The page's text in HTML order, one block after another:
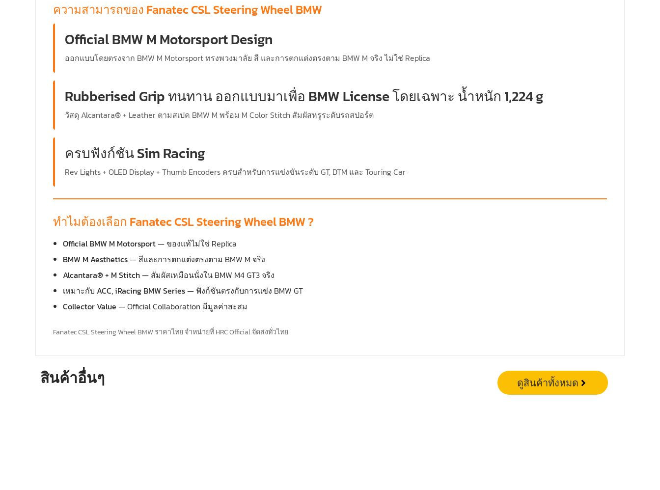
ความสามารถของ Fanatec CSL Steering Wheel BMW
Official BMW M Motorsport Design
ออกแบบโดยตรงจาก BMW M Motorsport ทรงพวงมาลัย สี และการตกแต่งตรงตาม BMW M จริง ไม่ใช่ Replica
Rubberised Grip ทนทาน ออกแบบมาเพื่อ BMW License โดยเฉพาะ น้ำหนัก 1,224 g
วัสดุ Alcantara® + Leather ตามสเปค BMW M พร้อม M Color Stitch สัมผัสหรูระดับรถสปอร์ต
ครบฟังก์ชัน Sim Racing
Rev Lights + OLED Display + Thumb Encoders ครบสำหรับการแข่งขันระดับ GT, DTM และ Touring Car
ทำไมต้องเลือก Fanatec CSL Steering Wheel BMW ?
Official BMW M Motorsport— ของแท้ไม่ใช่ Replica
BMW M Aesthetics— สีและการตกแต่งตรงตาม BMW M จริง
Alcantara® + M Stitch— สัมผัสเหมือนนั่งใน BMW M4 GT3 จริง
เหมาะกับ ACC, iRacing BMW Series— ฟังก์ชันตรงกับการแข่ง BMW GT
Collector Value — Official Collaboration มีมูลค่าสะสม
Fanatec CSL Steering Wheel BMW ราคาไทย จำหน่ายที่ HRC Official จัดส่งทั่วไทย
สินค้าอื่นๆ ดูสินค้าทั้งหมด